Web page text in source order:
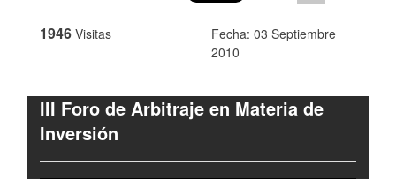
1946 Visitas
Fecha: 03 Septiembre
2010
III Foro de Arbitraje en Materia de
Inversión